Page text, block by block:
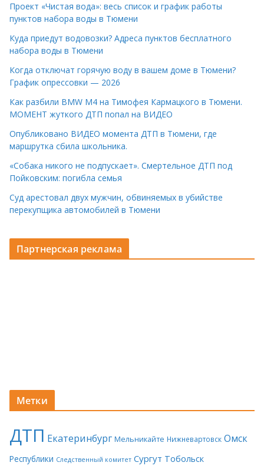
Проект «Чистая вода»: весь список и график работы
пунктов набора воды в Тюмени
Куда приедут водовозки? Адреса пунктов бесплатного
набора воды в Тюмени
Когда отключат горячую воду в вашем доме в Тюмени?
График опрессовки — 2026
Как разбили BMW M4 на Тимофея Кармацкого в Тюмени.
МОМЕНТ жуткого ДТП попал на ВИДЕО
Опубликовано ВИДЕО момента ДТП в Тюмени, где
маршрутка сбила школьника.
«Собака никого не подпускает». Смертельное ДТП под
Пойковским: погибла семья
Суд арестовал двух мужчин, обвиняемых в убийстве
перекупщика автомобилей в Тюмени
Партнерская реклама
Метки
ДТП Екатеринбург Мельникайте Нижневартовск Омск
Республики Следственный комитет Сургут Тобольск